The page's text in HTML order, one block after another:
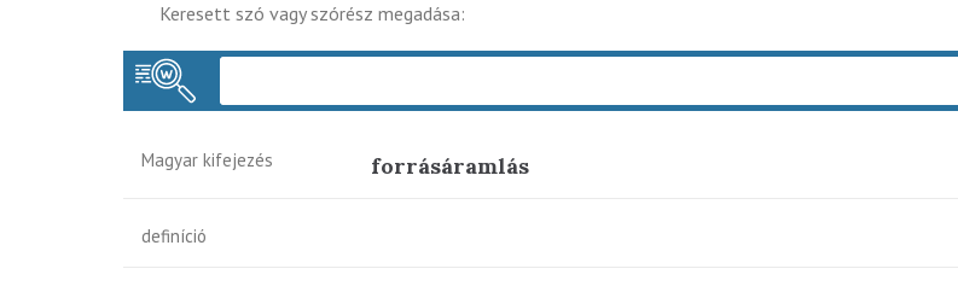
Keresett szó vagy szórész megadása:
Magyar kifejezés forrásáramlás
definíció